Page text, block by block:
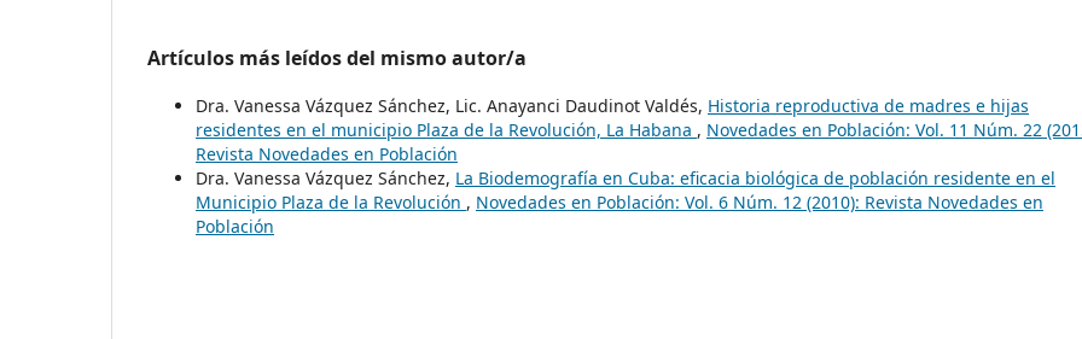
Artículos más leídos del mismo autor/a
Dra. Vanessa Vázquez Sánchez, Lic. Anayanci Daudinot Valdés, Historia reproductiva de madres e hijas
residentes en el municipio Plaza de la Revolución, La Habana , Novedades en Población: Vol. 11 Núm. 22
Revista Novedades en Población
Dra. Vanessa Vázquez Sánchez, La Biodemografía en Cuba: eficacia biológica de población residente en el
Municipio Plaza de la Revolución , Novedades en Población: Vol. 6 Núm. 12 (2010): Revista Novedades en
Población